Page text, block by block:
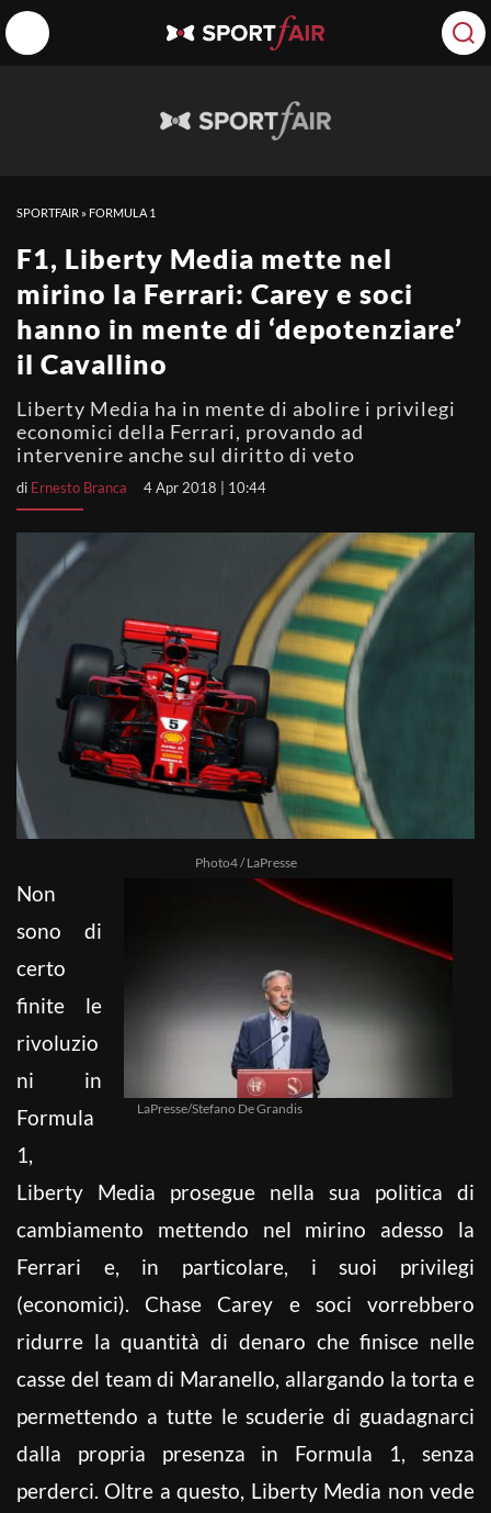
SPORTFAIR » FORMULA 1
F1, Liberty Media mette nel
mirino la Ferrari: Carey e soci
hanno in mente di ‘depotenziare’
il Cavallino
Liberty Media ha in mente di abolire i privilegi
economici della Ferrari, provando ad
intervenire anche sul diritto di veto
di Ernesto Branca 4 Apr 2018 | 10:44
Photo4 / LaPresse
LaPresse/Stefano De Grandis
Non
sono di
certo
finite le
rivoluzio
ni in
Formula
1,
Liberty Media prosegue nella sua politica di
cambiamento mettendo nel mirino adesso la
Ferrari e, in particolare, i suoi privilegi
(economici). Chase Carey e soci vorrebbero
ridurre la quantità di denaro che finisce nelle
casse del team di Maranello, allargando la torta e
permettendo a tutte le scuderie di guadagnarci
dalla propria presenza in Formula 1, senza
perderci. Oltre a questo, Liberty Media non vede